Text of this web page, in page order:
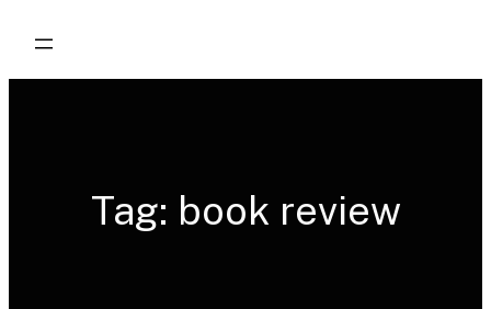
content
Tag: book review